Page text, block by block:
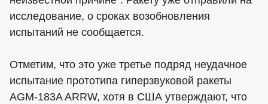
исследование, о сроках возобновления
испытаний не сообщается.
Отметим, что это уже третье подряд неудачное
испытание прототипа гиперзвуковой ракеты
AGM-183A ARRW, хотя в США утверждают, что